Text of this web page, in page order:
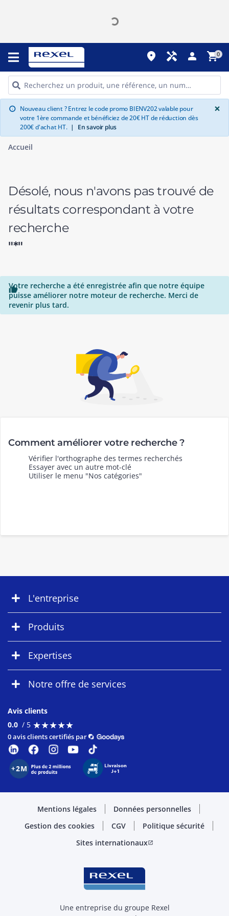
place handyman person shopping_cart0
info Nouveau client ? Entrez le code promo BIENV202 valable pour
votre 1ère commande et bénéficiez de 20€ HT de réduction dès
200€ d'achat HT. | En savoir plus
×
Accueil
Désolé, nous n'avons pas trouvé de
résultats correspondant à votre
recherche
"*"

Votre recherche a été enregistrée afin que notre équipe
puisse améliorer notre moteur de recherche. Merci de
revenir plus tard.
Comment améliorer votre recherche ?
Vérifier l'orthographe des termes recherchés
Essayer avec un autre mot-clé
Utiliser le menu "Nos catégories"
L'entreprise
Produits
Expertises
Notre offre de services
Avis clients
0.0 / 5 ★★★★★
★★★★★
0 avis clients certifiés par
Mentions légales
Données personnelles
Gestion des cookies
CGV
Politique sécurité
Sites internationauxopen_in_new
Une entreprise du groupe Rexel